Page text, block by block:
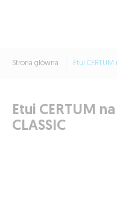
Strona główna Etui
Etui CERTUM
CLASSIC